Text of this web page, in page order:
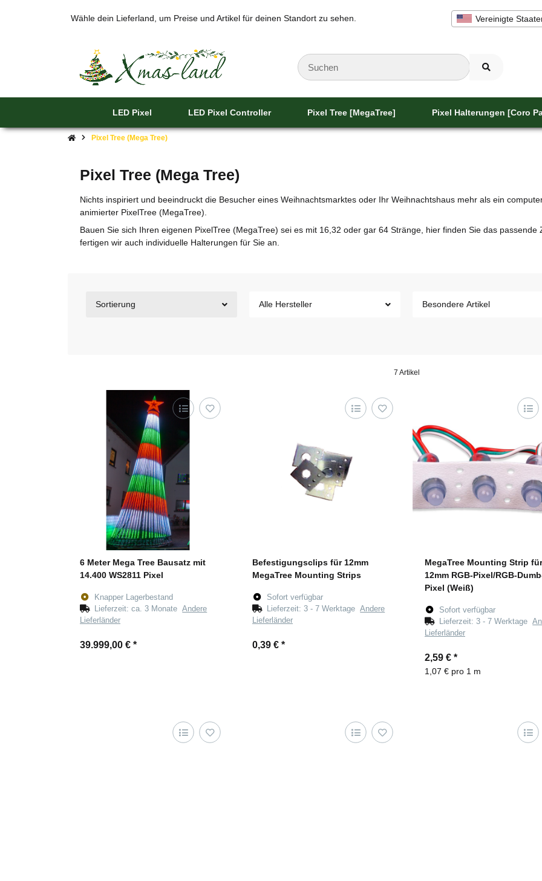
Wähle dein Lieferland, um Preise und Artikel für deinen Standort zu sehen. Vereinigte
LED Pixel LED Pixel Controller Pixel Tree [MegaTree] Pixel Halterungen [Coro
Pixel Tree (Mega Tree)
Pixel Tree (Mega Tree)
Nichts inspiriert und beeindruckt die Besucher eines Weihnachtsmarktes oder Ihr Weihnachtshaus mehr als ein
animierter PixelTree (MegaTree).
Bauen Sie sich Ihren eigenen PixelTree (MegaTree) sei es mit 16,32 oder gar 64 Stränge, hier finden Sie das passende
fertigen wir auch individuelle Halterungen für Sie an.
Sortierung Alle Hersteller Besondere Artikel
7 Artikel
6 Meter Mega Tree Bausatz mit
14.400 WS2811 Pixel
Knapper Lagerbestand
Lieferzeit:ca. 3 MonateAndere
Lieferländer
39.999,00 € *
Befestigungsclips für 12mm
MegaTree Mounting Strips
Sofort verfügbar
Lieferzeit:3 - 7 WerktageAndere
Lieferländer
0,39 € *
MegaTree Mounting Strip für
12mm RGB-Pixel/RGB-
Pixel (Weiß)
Sofort verfügbar
Lieferzeit:3 - 7 Werktage
Lieferländer
2,59 € *
1,07 € pro 1 m